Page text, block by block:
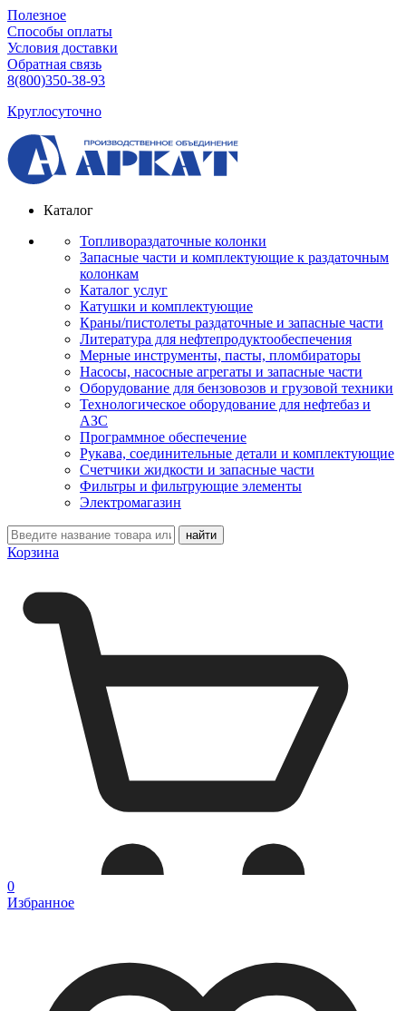
Полезное
Способы оплаты
Условия доставки
Обратная связь
8(800)350-38-93
Круглосуточно
Каталог
Топливораздаточные колонки
Запасные части и комплектующие к раздаточным
колонкам
Каталог услуг
Катушки и комплектующие
Краны/пистолеты раздаточные и запасные части
Литература для нефтепродуктообеспечения
Мерные инструменты, пасты, пломбираторы
Насосы, насосные агрегаты и запасные части
Оборудование для бензовозов и грузовой техники
Технологическое оборудование для нефтебаз и
АЗС
Программное обеспечение
Рукава, соединительные детали и комплектующие
Счетчики жидкости и запасные части
Фильтры и фильтрующие элементы
Электромагазин
Корзина
0
Избранное